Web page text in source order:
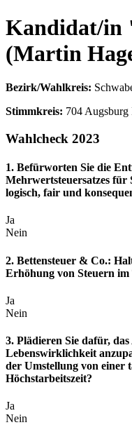
Kandidat/in
(Martin
Bezirk/Wahlkreis:
Stimmkreis: 704
Wahlcheck 2023
1. Befürworten Sie die
Mehrwertsteuersatzes für
logisch, fair und
Ja
Nein
2. Bettensteuer & Co.:
Erhöhung von Steuern
Ja
Nein
3. Plädieren Sie dafür,
Lebenswirklichkeit
der Umstellung von einer
Höchstarbeitszeit?
Ja
Nein